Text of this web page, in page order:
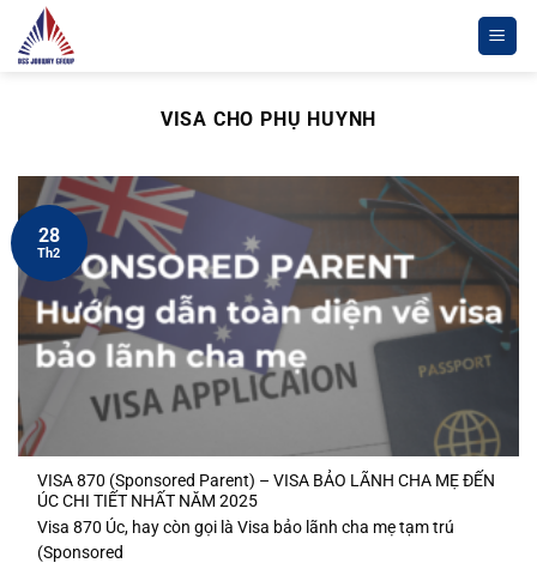
Chuyển
đến
VISA CHO PHỤ HUYNH
VISA 870 (Sponsored Parent) – VISA BẢO LÃNH CHA MẸ ĐẾN
ÚC CHI TIẾT NHẤT NĂM 2025
Visa 870 Úc, hay còn gọi là Visa bảo lãnh cha mẹ tạm trú
(Sponsored
28
Th2